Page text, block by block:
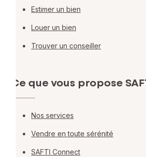
Estimer un bien
Louer un bien
Trouver un conseiller
Ce que vous propose
Nos services
Vendre en toute sérénité
SAFTI Connect